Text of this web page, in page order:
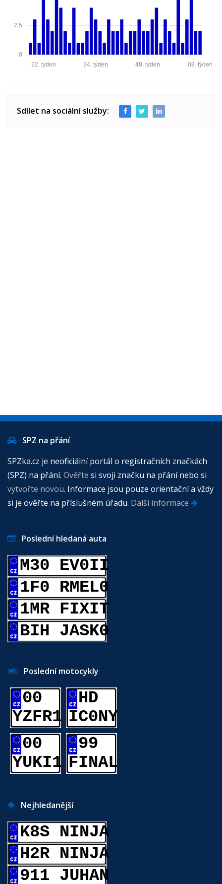
0
2.5
08. týden
48. týden
34. týden
22. týden
Sdílet na sociální služby:
SPZ na přání
SPZka.cz je neoficiální portál o registračních značkách
(SPZ) na přání. Ověřte si svoji značku na přání nebo si
vytvořte novou. Informace jsou pouze orientační a vždy
si je ověřte na příslušném úřadu. Další informace
Poslední hledaná auta
M30 EV0II
1F0 RMEL0
1MR FIXIT
BIH JASK0
Poslední motocykly
00
YZFR1
HD
IC0NY
00
YUKI1
99
FINAL
Nejhledanější
K8S NINJA
H2R NINJA
911 JUHAN